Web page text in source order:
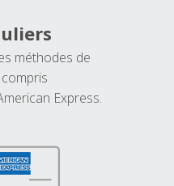
méthodes de
Express.